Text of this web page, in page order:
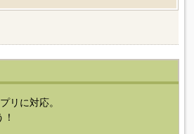
リに対応。